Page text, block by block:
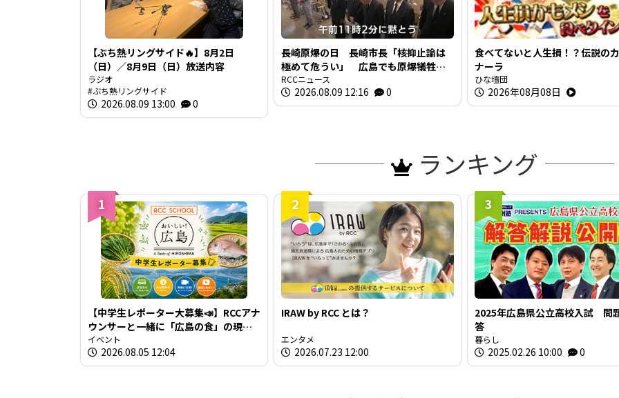
【ぶち熱リングサイド🔥】8月2日
（日）／8月9日（日）放送内容
ラジオ
ぶち熱リングサイド
2026.08.09 13:00 0
長崎原爆の日 長崎市長「核抑止論は
極めて危うい」 広島でも原爆犠牲者
を慰霊
RCCニュース
2026.08.09 12:16 0
食べてないと人生損！？伝説の
ナーラ
ひな壇団
2026年08月08日
ランキング
1
【中学生レポーター大募集📣】RCCアナ
ウンサーと一緒に「広島の食」の現場
を取材しよう！
イベント
2026.08.05 12:04
2
IRAW by RCC とは？
エンタメ
2026.07.23 12:00
3
2025年広島県公立高校入試 問
答
暮らし
2025.02.26 10:00 0